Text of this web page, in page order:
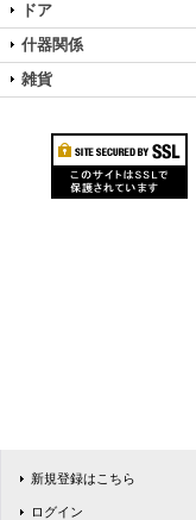
ドア
什器関係
雑貨
新規登録はこちら
ログイン